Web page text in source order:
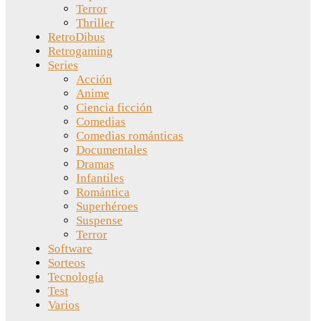
Terror
Thriller
RetroDibus
Retrogaming
Series
Acción
Anime
Ciencia ficción
Comedias
Comedias románticas
Documentales
Dramas
Infantiles
Romántica
Superhéroes
Suspense
Terror
Software
Sorteos
Tecnología
Test
Varios